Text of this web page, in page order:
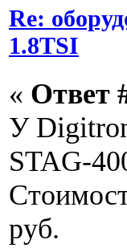
Re:
1.8TSI
« Ответ
У
STAG-
руб.